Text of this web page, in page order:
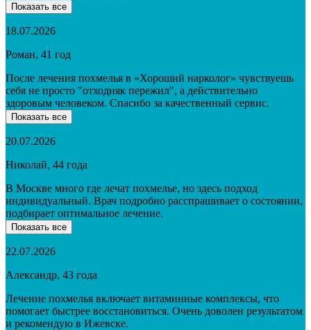
Показать все
18.07.2026
Роман, 41 год
После лечения похмелья в «Хороший нарколог» чувствуешь
себя не просто "отходняк пережил", а действительно
здоровым человеком. Спасибо за качественный сервис.
Показать все
20.07.2026
Николай, 44 года
В Москве много где лечат похмелье, но здесь подход
индивидуальный. Врач подробно расспрашивает о состоянии,
подбирает оптимальное лечение.
Показать все
22.07.2026
Александр, 43 года
Лечение похмелья включает витаминные комплексы, что
помогает быстрее восстановиться. Очень доволен результатом
и рекомендую в Ижевске.